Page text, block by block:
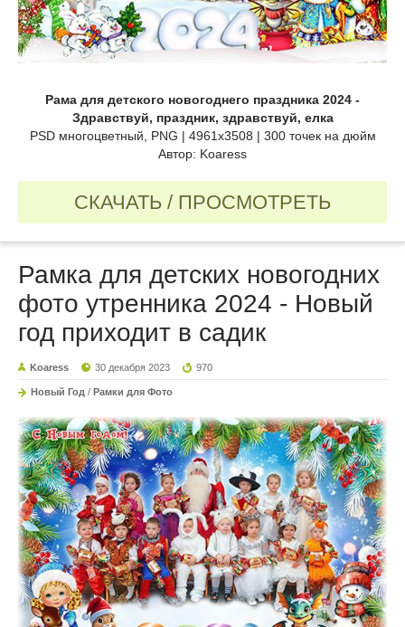
Рама для детского новогоднего праздника 2024 -
Здравствуй, праздник, здравствуй, елка
PSD многоцветный, PNG | 4961x3508 | 300 точек на дюйм
Автор: Koaress
СКАЧАТЬ / ПРОСМОТРЕТЬ
Рамка для детских новогодних
фото утренника 2024 - Новый
год приходит в садик
Koaress 30 декабря 2023 970
Новый Год / Рамки для Фото